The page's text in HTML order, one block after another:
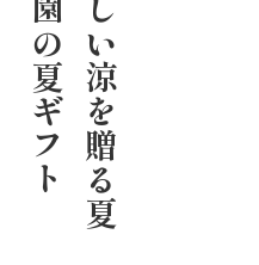
美味しい涼を贈る夏
千紀園の夏ギフト